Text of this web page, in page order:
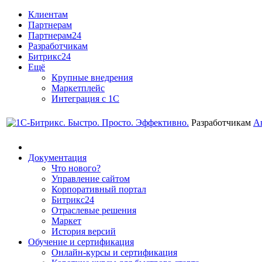
Клиентам
Партнерам
Партнерам24
Разработчикам
Битрикс24
Ещё
Крупные внедрения
Маркетплейс
Интеграция с 1С
Разработчикам
Документация
Что нового?
Управление сайтом
Корпоративный портал
Битрикс24
Отраслевые решения
Маркет
История версий
Обучение и сертификация
Онлайн-курсы и сертификация